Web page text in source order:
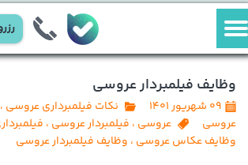
وظایف فیلمبردار عروسی
۰۹ شهریور ۱۴۰۱ نکات فیلمبرداری عروسی ،
عروسی
عروسی ، فیلمبردار عروسی ،
وظایف عکاس عروسی ، وظایف فیلمبردار عروسی